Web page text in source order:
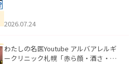
た。
2026.07.24
わたしの名医Youtube アルバアレルギ
ークリニック札幌「赤ら顔・酒さ・ニ